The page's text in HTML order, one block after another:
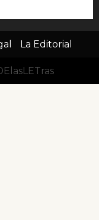
La Editorial